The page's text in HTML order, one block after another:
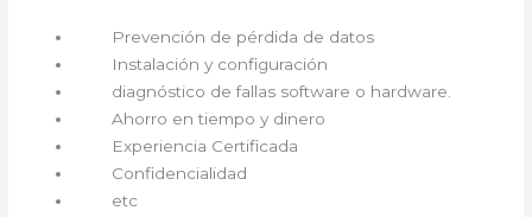
Prevención de pérdida de datos
Instalación y configuración
diagnóstico de fallas software o hardware
Ahorro en tiempo y dinero
Experiencia Certificada
Confidencialidad
etc